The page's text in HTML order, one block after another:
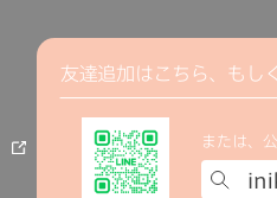
化粧品の使用上の注意